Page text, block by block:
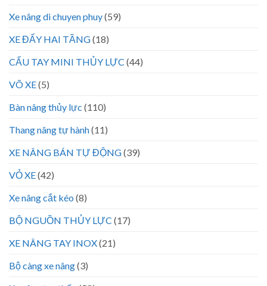
Xe nâng di chuyen phuy(59)
XE ĐẨY HAI TẦNG(18)
CẨU TAY MINI THỦY LỰC (44)
VÕ XE(5)
Bàn nâng thủy lực (110)
Thang nâng tự hành(11)
XE NÂNG BÁN TỰ ĐỘNG(39)
VỎ XE(42)
Xe nâng cắt kéo (8)
BỘ NGUỒN THỦY LỰC (17)
XE NÂNG TAY INOX(21)
Bộ càng xe nâng(3)